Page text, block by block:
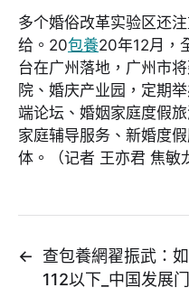
多个婚俗改革实验区还
给。20包養20年12月，
台在广州落地，广州市
院、婚庆产业园，定期
端论坛、婚姻家庭度假
家庭辅导服务、新婚度
体。（记者 王亦君 焦敏
←
查包養網翟振武：
112以下_中国发展